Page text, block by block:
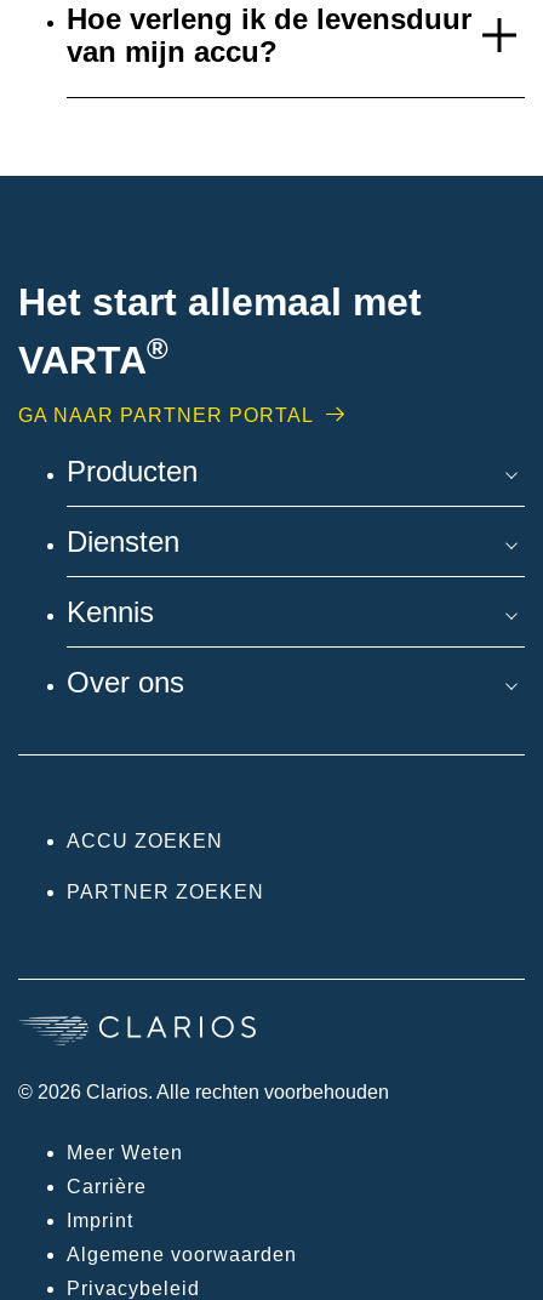
Hoe verleng ik de levensduur
van mijn accu?
Het start allemaal met
VARTA®
GA NAAR PARTNER PORTAL
Producten
Diensten
Kennis
Over ons
ACCU ZOEKEN
PARTNER ZOEKEN
© 2026 Clarios. Alle rechten voorbehouden
Meer Weten
Carrière
Imprint
Algemene voorwaarden
Privacybeleid